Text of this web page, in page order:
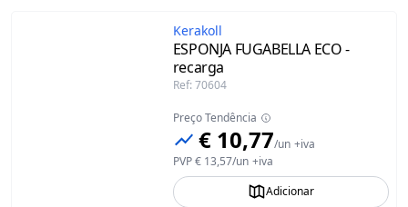
Kerakoll
ESPONJA FUGABELLA ECO -
recarga
Ref: 70604
Preço Tendência
€ 10,77/un +iva
PVP€ 13,57/un +iva
Adicionar